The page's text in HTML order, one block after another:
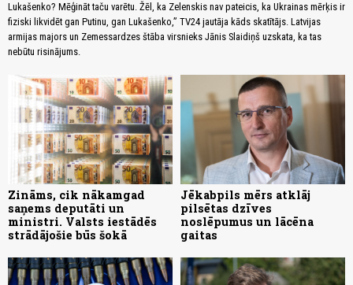
Lukašenko? Mēģināt taču varētu. Žēl, ka Zelenskis nav pateicis, ka Ukrainas mērķis ir
fiziski likvidēt gan Putinu, gan Lukašenko,” TV24 jautāja kāds skatītājs. Latvijas
armijas majors un Zemessardzes štāba virsnieks Jānis Slaidiņš uzskata, ka tas
nebūtu risinājums.
Zināms, cik nākamgad
saņems deputāti un
ministri. Valsts iestādēs
strādājošie būs šokā
Jēkabpils mērs atklāj
pilsētas dzīves
noslēpumus un lācēna
gaitas